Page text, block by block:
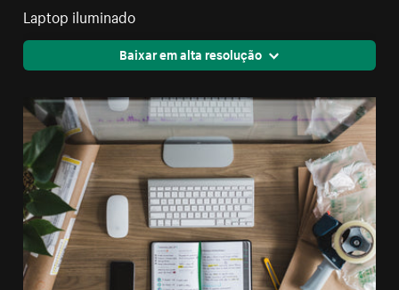
Laptop iluminado
Baixar em alta resolução